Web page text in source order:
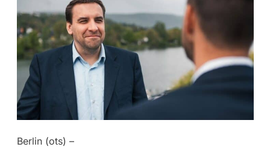
Berlin (ots) –